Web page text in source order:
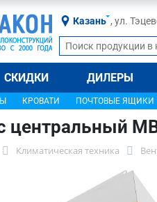
Казань , ул.
СКИДКИ ДИЛЕРЫ
КРОВАТИ ПОЧТОВЫЕ ЯЩИКИ
центральный
Климатическая техника